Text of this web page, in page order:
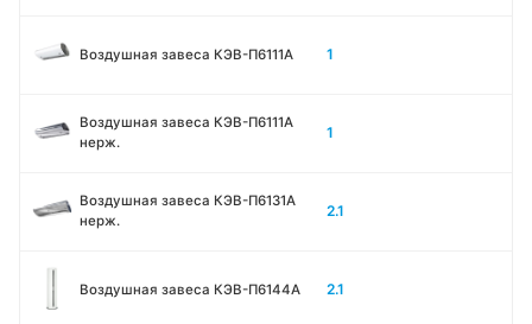
Воздушная завеса КЭВ-П6111A 1
Воздушная завеса КЭВ-П6111A
нерж.
1
Воздушная завеса КЭВ-П6131A
нерж.
2.1
Воздушная завеса КЭВ-П6144A 2.1